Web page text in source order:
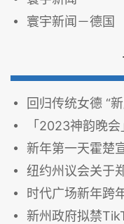
寰宇新闻－德国
回归传统女德 “
「2023神韵晚
新年第一天霍楚
纽约州议会关于
时代广场新年跨
新州政府拟禁